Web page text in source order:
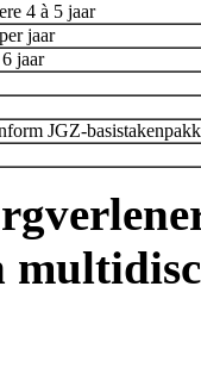
4 à 5 jaar
jaar
jaar
JGZ-